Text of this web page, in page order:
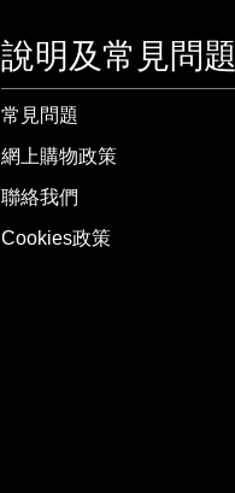
說明及常見問題
常見問題
網上購物政策
聯絡我們
Cookies政策